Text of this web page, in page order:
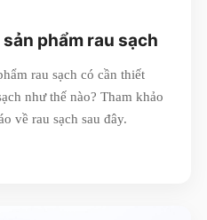
phẩm rau sạch
rau sạch có cần thiết
như thế nào? Tham khảo
về rau sạch sau đây.